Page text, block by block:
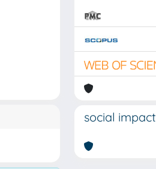
social impact